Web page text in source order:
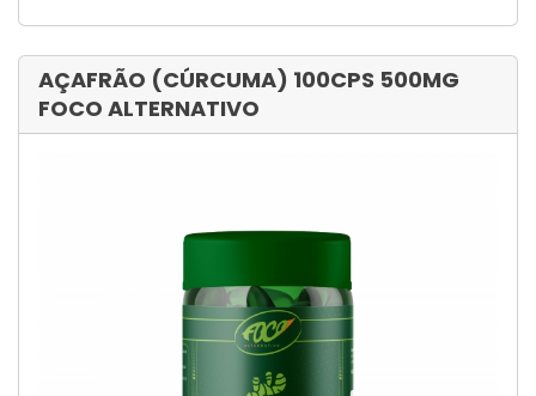
AÇAFRÃO (CÚRCUMA) 100CPS 500MG
FOCO ALTERNATIVO